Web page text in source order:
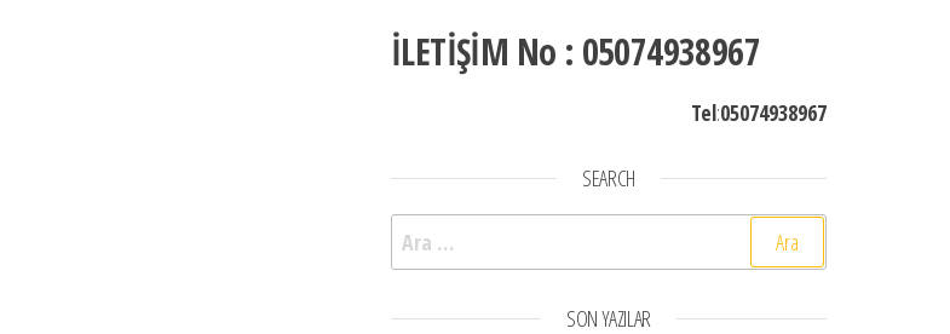
İLETİŞİM No : 05074938967
Tel:05074938967
SEARCH
Arama:
SON YAZILAR